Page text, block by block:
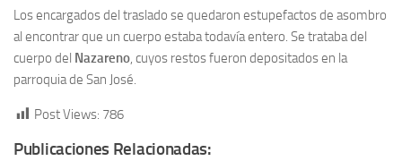
Los encargados del traslado se quedaron estupefactos de asombro
al encontrar que un cuerpo estaba todavía entero. Se trataba del
cuerpo del Nazareno , cuyos restos fueron depositados en la
parroquia de San José.
Post Views: 786
Publicaciones Relacionadas: